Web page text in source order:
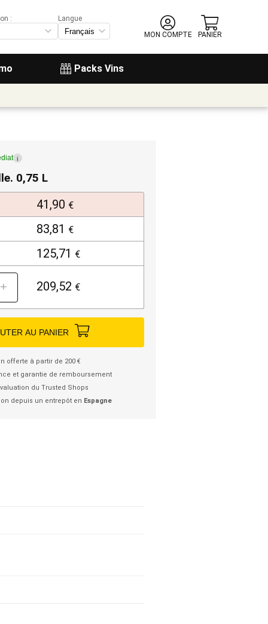
Packs Vins
:
Langue
MON COMPTE
PANIER
i
0,75 L
41,90 €
83,81 €
125,71 €
+ 209,52 €
AU PANIER
offerte à partir de 200 €
et garantie de remboursement
du Trusted Shops
depuis un entrepôt en Espagne